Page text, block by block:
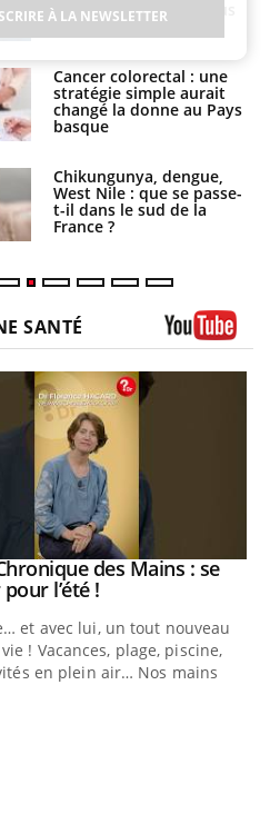
empiète de plus en plus
sur nos soirées
Cancer colorectal : une
stratégie simple aurait
changé la donne au Pays
basque
Chikungunya, dengue,
West Nile : que se passe-
t-il dans le sud de la
France ?
SANTÉ
des Mains : se
l’été !Youtube
et avec lui, un tout nouveau
! Vacances, plage, piscine,
en plein air… Nos mains
À LA NEWSLETTER